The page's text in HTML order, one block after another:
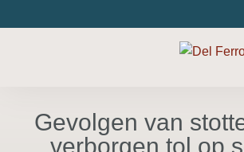
Gevolgen van
verborgen tol op